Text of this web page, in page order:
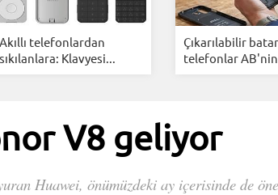
Mü
Akıllı telefonlardan
sıkılanlara: Klavyesi...
Çıkarılabilir
telefonlar
V8 geliyor
Huawei, önümüzdeki ay içerisinde de